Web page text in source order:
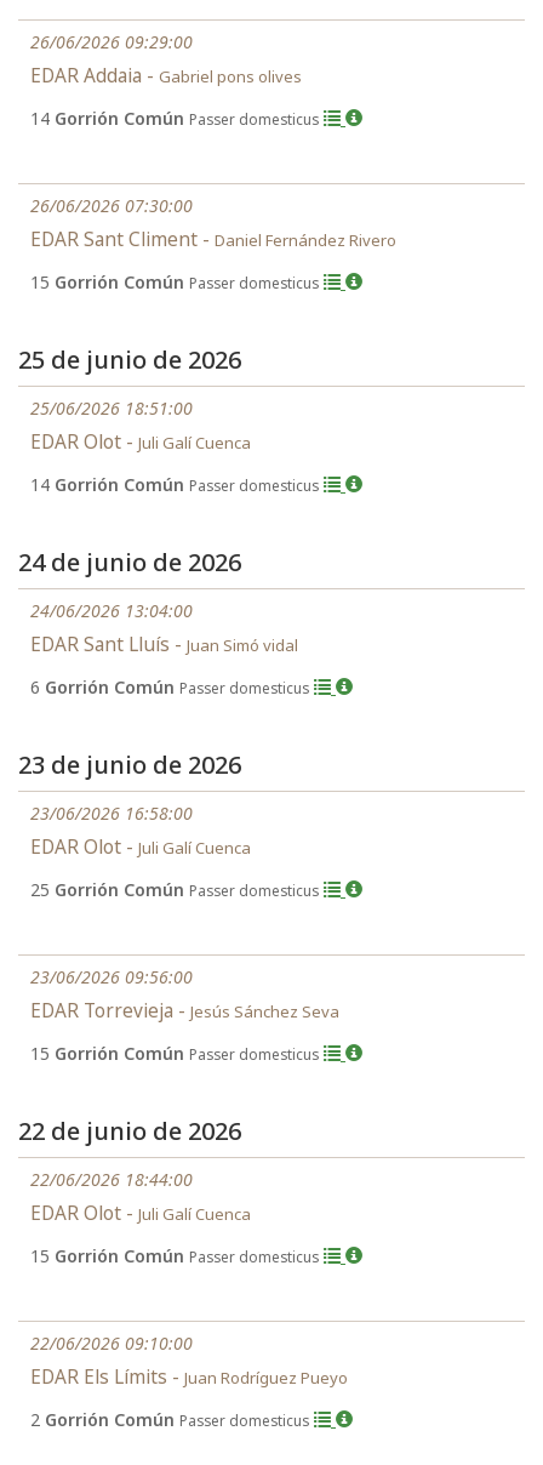
26/06/2026 09:29:00
EDAR Addaia - Gabriel pons olives
14 Gorrión Común Passer domesticus
26/06/2026 07:30:00
EDAR Sant Climent - Daniel Fernández Rivero
15 Gorrión Común Passer domesticus
25 de junio de 2026
25/06/2026 18:51:00
EDAR Olot - Juli Galí Cuenca
14 Gorrión Común Passer domesticus
24 de junio de 2026
24/06/2026 13:04:00
EDAR Sant Lluís - Juan Simó vidal
6 Gorrión Común Passer domesticus
23 de junio de 2026
23/06/2026 16:58:00
EDAR Olot - Juli Galí Cuenca
25 Gorrión Común Passer domesticus
23/06/2026 09:56:00
EDAR Torrevieja - Jesús Sánchez Seva
15 Gorrión Común Passer domesticus
22 de junio de 2026
22/06/2026 18:44:00
EDAR Olot - Juli Galí Cuenca
15 Gorrión Común Passer domesticus
22/06/2026 09:10:00
EDAR Els Límits - Juan Rodríguez Pueyo
2 Gorrión Común Passer domesticus